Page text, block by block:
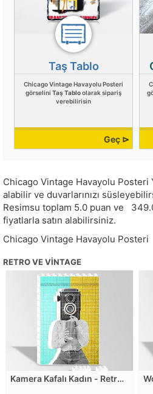
Taş Tablo
Chicago Vintage Havayolu Posteri
görselini Taş Tabloolarak sipariş
verebilirisin
Geç ⊳
Chicago Vintage Havayolu Posteri
alabilir ve duvarlarınızı
Resimsu toplam 5.0 puan ve
fiyatlarla satın alabilirsiniz.
Chicago Vintage Havayolu Posteri
RETRO VE VINTAGE
Kamera Kafalı Kadın - Retro